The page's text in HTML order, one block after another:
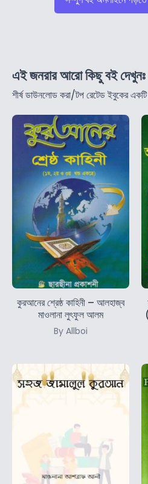
এই জনরার আরো কিছু বই দেখুনঃ
শীর্ষ ডাউনলোড করা/টপ রেটেড ইবুকের একটি
কুরআনের শ্রেষ্ঠ কাহিনী – আলহাজ্ব
মাওলানা লুৎফুল আলম
By Allboi